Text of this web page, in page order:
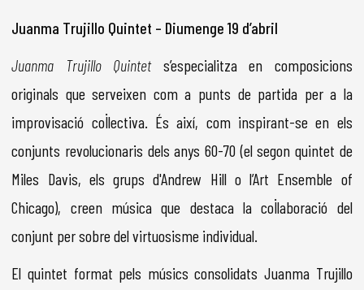
Juanma Trujillo Quintet – Diumenge 19 d’abril
Juanma Trujillo Quintet s’especialitza en composicions
originals que serveixen com a punts de partida per a la
improvisació col·lectiva. És així, com inspirant-se en els
conjunts revolucionaris dels anys 60-70 (el segon quintet de
Miles Davis, els grups d'Andrew Hill o l’Art Ensemble of
Chicago), creen música que destaca la col·laboració del
conjunt per sobre del virtuosisme individual.
El quintet format pels músics consolidats Juanma Trujillo